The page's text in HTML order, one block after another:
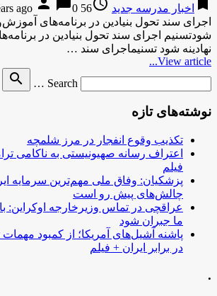
اخبار مدرسه جدید 56 years ago
0
اجرای سند تحول بنیادین در برنامه‌های
شودتسنیم اجرای سند تحول بنیادین در
نهادینه شود تسنیماجرای سند …
View article...
Search …
search
نوشته‌های تازه
تکذیب وقوع انفجار در مرز شلمچه
اعتراف رسانه صهیونیستی به ناکامی
فیلم
پزشکیان: وفاق ملی مهم‌ترین سرمایه
چالش‌های پیش رو است
عراقچی در تماس وزیرخارجه اوکراین:
ما جبران شود
پاشنه آشیل‌های آمریکا؛ از کمبود
در برابر ایران + فیلم
.